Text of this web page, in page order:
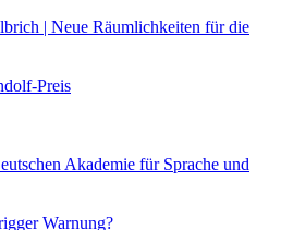
| Neue Räumlichkeiten für die
Preis
Akademie für Sprache und
Warnung?